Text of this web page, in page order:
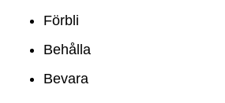
Förbli
Behålla
Bevara